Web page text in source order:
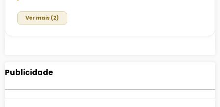
Ver mais (2)
Publicidade